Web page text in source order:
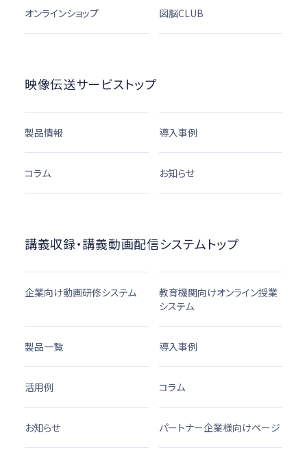
オンラインショップ 図脳CLUB
映像伝送サービストップ
製品情報 導入事例
コラム お知らせ
講義収録・講義動画配信システムトップ
企業向け動画研修システム
教育機関向けオンライン授業
システム
製品一覧 導入事例
活用例 コラム
お知らせ パートナー企業様向けページ